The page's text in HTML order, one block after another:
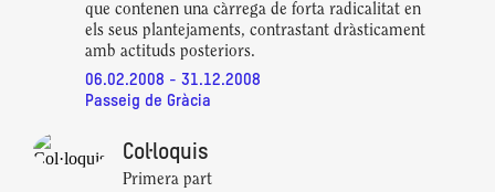
que contenen una càrrega de forta radicalitat en
els seus plantejaments, contrastant dràsticament
amb actituds posteriors.
06.02.2008 - 31.12.2008
Passeig de Gràcia
Col·loquis
Primera part